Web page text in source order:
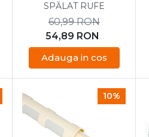
SPĂLAT RUFE
54,89 RON
60,99RON
Adauga in cos
10%